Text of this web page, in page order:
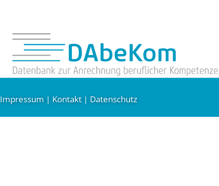
Impressum | Kontakt | Datenschutz